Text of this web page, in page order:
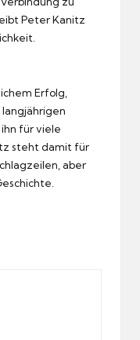
Peter Kanitz
Erfolg,
für viele
steht damit für
aber